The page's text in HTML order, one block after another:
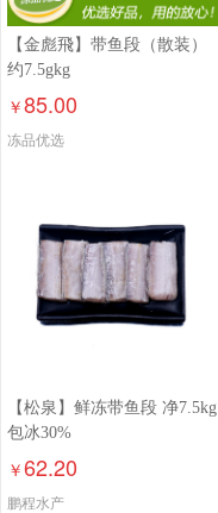
【金彪飛】带鱼段（散装）
约7.5gkg
￥85.00
冻品优选
【松泉】鲜冻带鱼段 净7.5kg
包冰30%
￥62.20
鹏程水产